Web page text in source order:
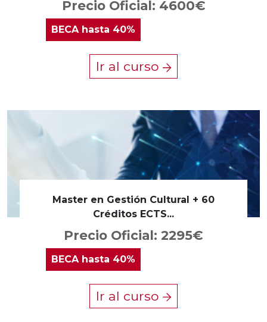
Precio Oficial: 4600€
BECAhasta 40%
Ir al curso
Master en Gestión Cultural + 60
Créditos ECTS...
Precio Oficial: 2295€
BECA hasta 40%
Ir al curso